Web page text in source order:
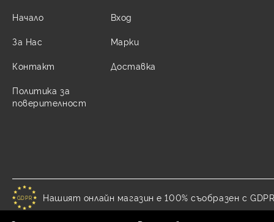
Начало
За Нас
Контакт
Политика за
поверителност
Вход
Марки
Доставка
GDPR Нашият онлайн магазин е 100% съобразен с GDPR.